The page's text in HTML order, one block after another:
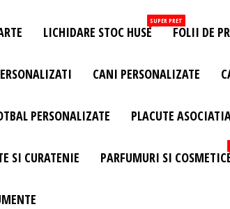
LICHIDARE STOC HUSE
SUPER PRET
FOLII DE
CANI PERSONALIZATE
PERSONALIZATE PLACUTE
SI CURATENIE PARFUMURI SI